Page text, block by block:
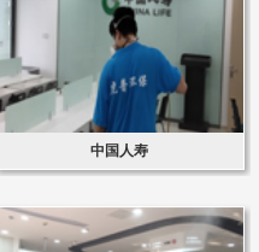
中国人寿